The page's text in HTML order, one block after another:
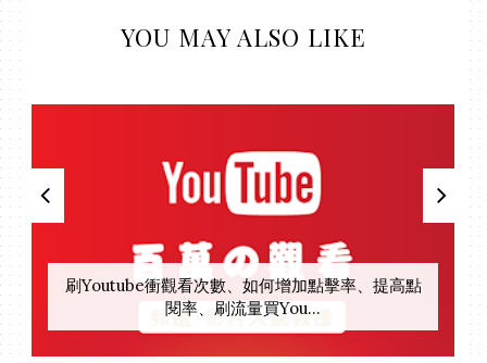
YOU MAY ALSO LIKE
刷Youtube衝觀看次數、如何增加點擊率、提高點
閱率、刷流量買You...